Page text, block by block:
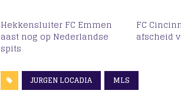
Hekkensluiter FC Emmen
aast nog op Nederlandse
spits
FC
afscheid
JURGEN LOCADIA MLS